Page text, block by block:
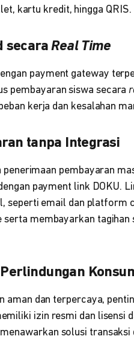
kartu kredit, hingga QRIS.
secaraReal Time
payment gateway
pembayaran siswa secara
kerja dan kesalahan
tanpa Integrasi
pembayaran
payment link DOKU.
email dan platform
membayarkan tagihan
aman dan terpercaya,
izin resmi dan lisensi
solusi